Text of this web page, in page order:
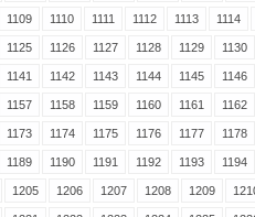
1109 1110 1111 1112 1113 1114
1125 1126 1127 1128 1129 1130
1141 1142 1143 1144 1145 1146
1157 1158 1159 1160 1161 1162
1173 1174 1175 1176 1177 1178
1189 1190 1191 1192 1193 1194
1205 1206 1207 1208 1209